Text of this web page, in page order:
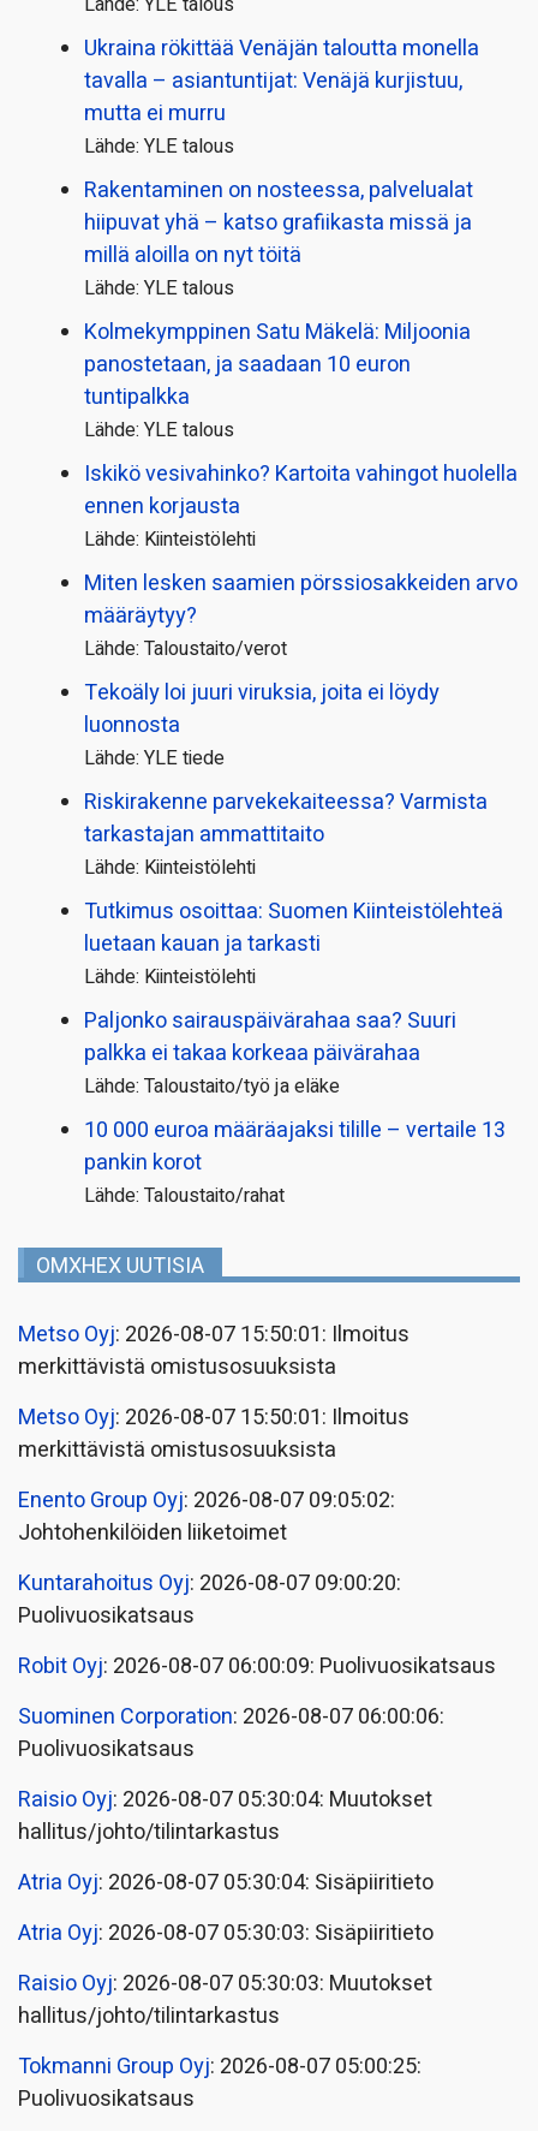
Ukraina rökittää Venäjän taloutta monella
tavalla – asiantuntijat: Venäjä kurjistuu,
mutta ei murru
Lähde: YLE talous
Rakentaminen on nosteessa, palvelualat
hiipuvat yhä – katso grafiikasta missä ja
millä aloilla on nyt töitä
Lähde: YLE talous
Kolmekymppinen Satu Mäkelä: Miljoonia
panostetaan, ja saadaan 10 euron
tuntipalkka
Lähde: YLE talous
Iskikö vesivahinko? Kartoita vahingot huolella
ennen korjausta
Lähde: Kiinteistölehti
Miten lesken saamien pörssi­osakkeiden arvo
määräytyy?
Lähde: Taloustaito/verot
Tekoäly loi juuri viruksia, joita ei löydy
luonnosta
Lähde: YLE tiede
Riskirakenne parvekekaiteessa? Varmista
tarkastajan ammattitaito
Lähde: Kiinteistölehti
Tutkimus osoittaa: Suomen Kiinteistölehteä
luetaan kauan ja tarkasti
Lähde: Kiinteistölehti
Paljonko sairauspäivä­rahaa saa? Suuri
palkka ei takaa korkeaa päivärahaa
Lähde: Taloustaito/työ ja eläke
10 000 euroa määräajaksi tilille – vertaile 13
pankin korot
Lähde: Taloustaito/rahat
OMXHEX UUTISIA
Metso Oyj: 2026-08-07 15:50:01: Ilmoitus
merkittävistä omistusosuuksista
Metso Oyj: 2026-08-07 15:50:01: Ilmoitus
merkittävistä omistusosuuksista
Enento Group Oyj: 2026-08-07 09:05:02:
Johtohenkilöiden liiketoimet
Kuntarahoitus Oyj: 2026-08-07 09:00:20:
Puolivuosikatsaus
Robit Oyj: 2026-08-07 06:00:09: Puolivuosikatsaus
Suominen Corporation: 2026-08-07 06:00:06:
Puolivuosikatsaus
Raisio Oyj: 2026-08-07 05:30:04: Muutokset
hallitus/johto/tilintarkastus
Atria Oyj: 2026-08-07 05:30:04: Sisäpiiritieto
Atria Oyj: 2026-08-07 05:30:03: Sisäpiiritieto
Raisio Oyj: 2026-08-07 05:30:03: Muutokset
hallitus/johto/tilintarkastus
Tokmanni Group Oyj: 2026-08-07 05:00:25:
Puolivuosikatsaus